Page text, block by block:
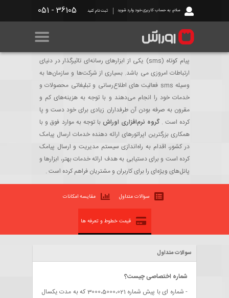
36105 - 051 سلام، به حساب کاربری خود وارد شوید ثبت نام کنید
صفحه نخست
محصولات
خطوط پیامکی
مرکز دانلود
تماس با ما
دانلود نسخه آزمایشی
پیام کوتاه (sms) یکی از ابزارهای رسانه‌ای تاثیرگذار در دنیای
ارتباطات امروزی می باشد. بسیاری از شرکت‌ها و سازمان‌ها به
وسیله sms فعالیت های اطلاع‌رسانی و تبلیغاتی محصولات و
خدمات خود را انجام می‌دهند و با توجه به هزینه‌های کم و
مقرون به صرفه بودن آن طرفداران زیادی برای خود دست و پا
کرده است .گروه نرم‌افزاری اوراشبا توجه به موارد فوق و با
همکاری بزرگترین اپراتورهای ارائه دهنده خدمات ارسال پیامک
در کشور، اقدام به راه‌اندازی سیستم مدیریت و ارسال پیامک
کرده است و برای دستیابی به هدف ارائه خدمات بهتر، ابزارها و
پانل‌های ویژه‌ای را برای کاربران و مشتریان فراهم کرده است .
سوالات متداول مقایسه امکانات
قیمت خطوط و تعرفه ها
سوالات متداول
شماره اختصاصی چیست؟
- شماره ای با پیش شماره 3000،5000،021 که به مدت یکسال